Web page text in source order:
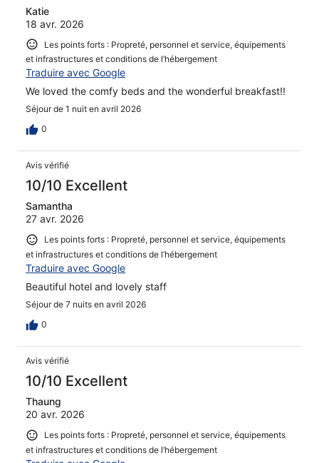
Katie
18 avr. 2026
Les points forts : Propreté, personnel et service, équipements
et infrastructures et conditions de l’hébergement
Traduire avec Google
We loved the comfy beds and the wonderful breakfast!!
Séjour de 1 nuit en avril 2026
0
Avis vérifié
10/10 Excellent
Samantha
27 avr. 2026
Les points forts : Propreté, personnel et service, équipements
et infrastructures et conditions de l’hébergement
Traduire avec Google
Beautiful hotel and lovely staff
Séjour de 7 nuits en avril 2026
0
Avis vérifié
10/10 Excellent
Thaung
20 avr. 2026
Les points forts : Propreté, personnel et service, équipements
et infrastructures et conditions de l’hébergement